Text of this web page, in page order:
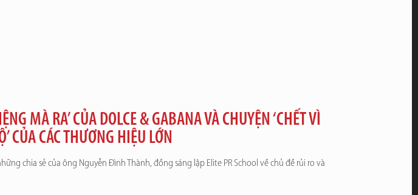
MÀ RA’ CỦA DOLCE & GABANA VÀ CHUYỆN ‘CHẾT VÌ
CỦA CÁC THƯƠNG HIỆU LỚN
chia sẻ của ông Nguyễn Đình Thành, đồng sáng lập Elite PR School về chủ đề rủi ro và